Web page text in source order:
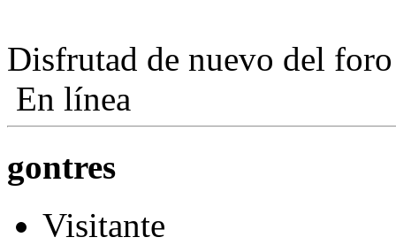
Disfrutad de nuevo del
En línea
gontres
Visitante